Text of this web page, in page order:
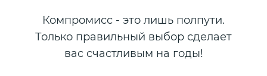
Компромисс - это лишь полпути.
Только правильный выбор сделает
вас счастливым на годы!